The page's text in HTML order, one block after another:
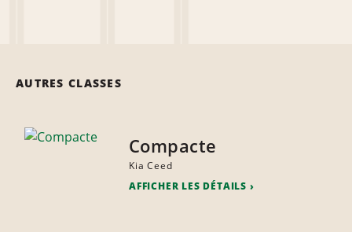
AUTRES CLASSES
Compacte
Kia Ceed
AFFICHER LES DÉTAILS